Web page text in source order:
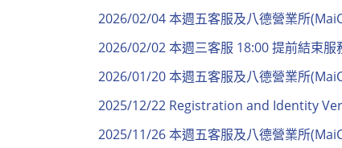
2026/02/04 本週五客服及八德營業所
2026/02/02 本週三客服 18:00 提前結束服
2026/01/20 本週五客服及八德營業所
2025/12/22 Registration and Identity
2025/11/26 本週五客服及八德營業所